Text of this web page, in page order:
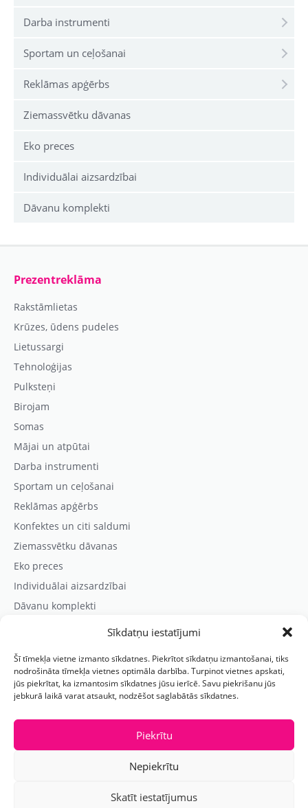
Sīkdatņu iestatījumi
Šī tīmekļa vietne izmanto sīkdatnes. Piekrītot sīkdatņu izmantošanai, tiks
nodrošināta tīmekļa vietnes optimāla darbība. Turpinot vietnes apskati,
jūs piekrītat, ka izmantosim sīkdatnes jūsu ierīcē. Savu piekrišanu jūs
jebkurā laikā varat atsaukt, nodzēšot saglabātās sīkdatnes.
Piekrītu
Nepiekrītu
Skatīt iestatījumus
Darba instrumenti
Sportam un ceļošanai
Reklāmas apģērbs
Ziemassvētku dāvanas
Eko preces
Individuālai aizsardzībai
Dāvanu komplekti
Prezentreklāma
Rakstāmlietas
Krūzes, ūdens pudeles
Lietussargi
Tehnoloģijas
Pulksteņi
Birojam
Somas
Mājai un atpūtai
Darba instrumenti
Sportam un ceļošanai
Reklāmas apģērbs
Konfektes un citi saldumi
Ziemassvētku dāvanas
Eko preces
Individuālai aizsardzībai
Dāvanu komplekti
Kontaktinformācija
Prezentreklāmas aģentūra “PARIS”
Reģ.nr.: 40103625328